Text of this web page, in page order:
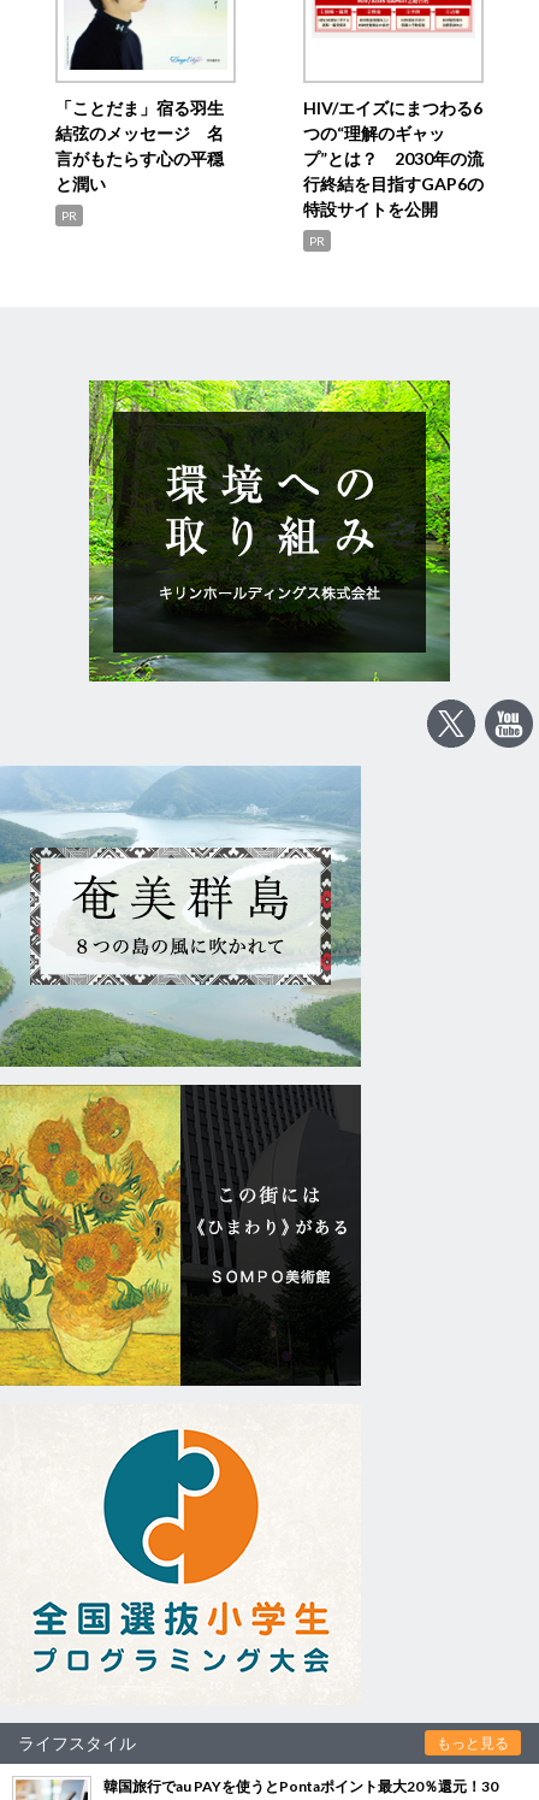
「ことだま」宿る羽生
結弦のメッセージ 名
言がもたらす心の平穏
と潤い
PR
HIV/エイズにまつわる6
つの“理解のギャッ
プ”とは？ 2030年の流
行終結を目指すGAP6の
特設サイトを公開
PR
ライフスタイル もっと見る
韓国旅行でau PAYを使うとPontaポイント最大20％還元！30